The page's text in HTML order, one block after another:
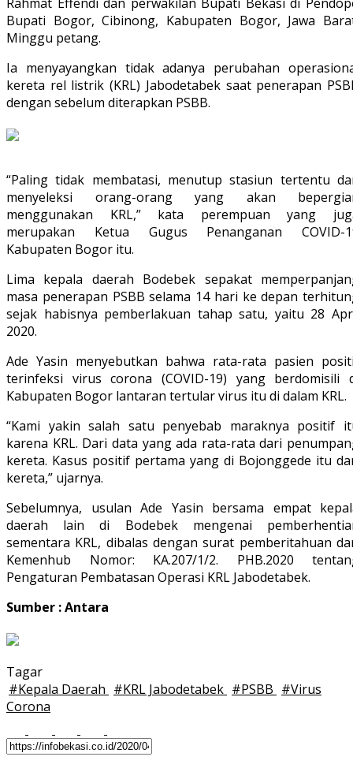
Rahmat Effendi dan perwakilan Bupati Bekasi di
Bupati Bogor, Cibinong, Kabupaten Bogor, Jawa
Minggu petang.
Ia menyayangkan tidak adanya perubahan
kereta rel listrik (KRL) Jabodetabek saat penerapan
dengan sebelum diterapkan PSBB.
“Paling tidak membatasi, menutup stasiun tertentu
menyeleksi orang-orang yang akan
menggunakan KRL,” kata perempuan yang
merupakan Ketua Gugus Penanganan COVID-
Kabupaten Bogor itu.
Lima kepala daerah Bodebek sepakat
masa penerapan PSBB selama 14 hari ke depan
sejak habisnya pemberlakuan tahap satu, yaitu 28
2020.
Ade Yasin menyebutkan bahwa rata-rata pasien
terinfeksi virus corona (COVID-19) yang berdomisili
Kabupaten Bogor lantaran tertular virus itu di dalam KRL.
“Kami yakin salah satu penyebab maraknya positif
karena KRL. Dari data yang ada rata-rata dari
kereta. Kasus positif pertama yang di Bojonggede itu
kereta,” ujarnya.
Sebelumnya, usulan Ade Yasin bersama empat
daerah lain di Bodebek mengenai
sementara KRL, dibalas dengan surat pemberitahuan
Kemenhub Nomor: KA.207/1/2. PHB.2020
Pengaturan Pembatasan Operasi KRL Jabodetabek.
Sumber : Antara
Tagar
#Kepala Daerah #KRL Jabodetabek #PSBB #Virus
Corona